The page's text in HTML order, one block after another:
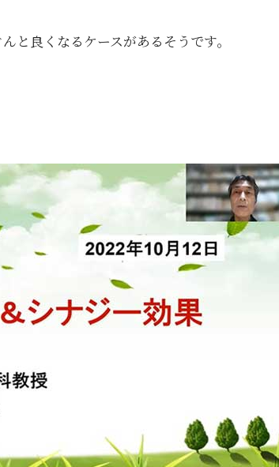
と良くなるケースがあるそうです。